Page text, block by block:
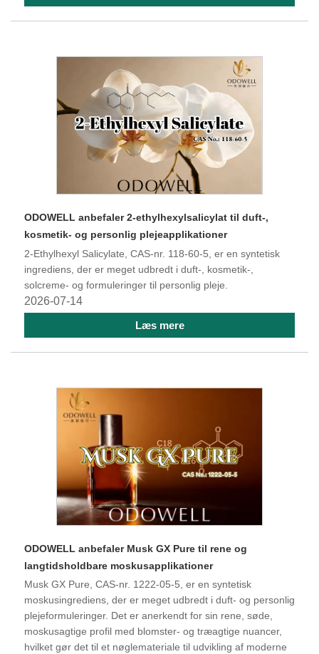
ODOWELL anbefaler 2-ethylhexylsalicylat til duft-,
kosmetik- og personlig plejeapplikationer
2-Ethylhexyl Salicylate, CAS-nr. 118-60-5, er en syntetisk
ingrediens, der er meget udbredt i duft-, kosmetik-,
solcreme- og formuleringer til personlig pleje.
2026-07-14
Læs mere
ODOWELL anbefaler Musk GX Pure til rene og
langtidsholdbare moskusapplikationer
Musk GX Pure, CAS-nr. 1222-05-5, er en syntetisk
moskusingrediens, der er meget udbredt i duft- og personlig
plejeformuleringer. Det er anerkendt for sin rene, søde,
moskusagtige profil med blomster- og træagtige nuancer,
hvilket gør det til et nøglemateriale til udvikling af moderne